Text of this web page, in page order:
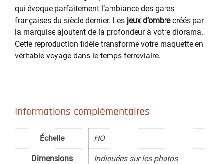
qui évoque parfaitement l’ambiance des gares
françaises du siècle dernier. Les jeux d’ombrecréés par
la marquise ajoutent de la profondeur à votre diorama.
Cette reproduction fidèle transforme votre maquette en
véritable voyage dans le temps ferroviaire.
Informations complémentaires
Échelle HO
Dimensions Indiquées sur les photos